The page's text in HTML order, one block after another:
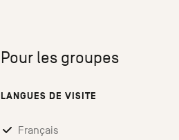
Pour les groupes
LANGUES DE VISITE
Français